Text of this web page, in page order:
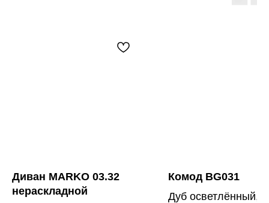
Диван MARKO 03.32
нераскладной
Комод BG031
Дуб осветлённый,